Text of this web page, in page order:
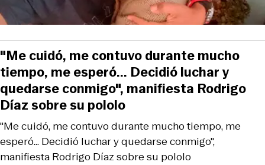
"Me cuidó, me contuvo durante mucho tiempo, me
esperó... Decidió luchar y quedarse conmigo",
manifiesta Rodrigo Díaz sobre su pololo
"Me cuidó, me contuvo durante mucho
tiempo, me esperó... Decidió luchar y
quedarse conmigo", manifiesta Rodrigo
Díaz sobre su pololo